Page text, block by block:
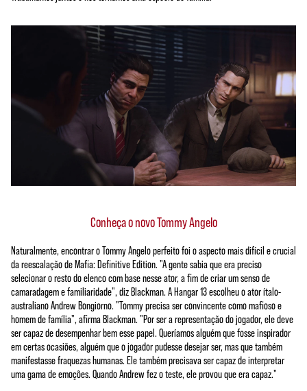
Conheça o novo Tommy Angelo
Naturalmente, encontrar o Tommy Angelo perfeito foi o aspecto mais difícil e crucial
da reescalação de Mafia: Definitive Edition. "A gente sabia que era preciso
selecionar o resto do elenco com base nesse ator, a fim de criar um senso de
camaradagem e familiaridade", diz Blackman. A Hangar 13 escolheu o ator ítalo-
australiano Andrew Bongiorno. "Tommy precisa ser convincente como mafioso e
homem de família", afirma Blackman. "Por ser a representação do jogador, ele deve
ser capaz de desempenhar bem esse papel. Queríamos alguém que fosse inspirador
em certas ocasiões, alguém que o jogador pudesse desejar ser, mas que também
manifestasse fraquezas humanas. Ele também precisava ser capaz de interpretar
uma gama de emoções. Quando Andrew fez o teste, ele provou que era capaz."